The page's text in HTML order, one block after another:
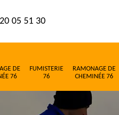
05 51 30
DE
76
FUMISTERIE
76
RAMONAGE DE
CHEMINÉE 76